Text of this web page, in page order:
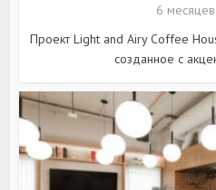
6
Проект Light and Airy Coffee
созданное с